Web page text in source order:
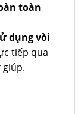
toàn
dụng vòi
tiếp qua